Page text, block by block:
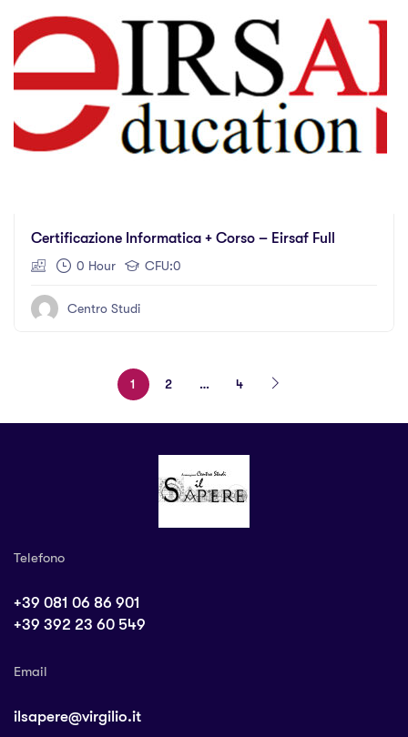
Certificazione Informatica + Corso – Eirsaf Full
0 Hour CFU:0
Centro Studi
1 2 … 4
Telefono
+39 081 06 86 901
+39 392 23 60 549
Email
ilsapere@virgilio.it